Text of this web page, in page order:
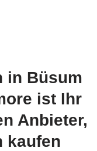
in Büsum
ist Ihr
Anbieter,
kaufen